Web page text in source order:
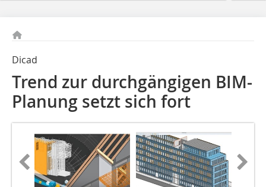
Dicad
Trend zur durchgängigen BIM-
Planung setzt sich fort